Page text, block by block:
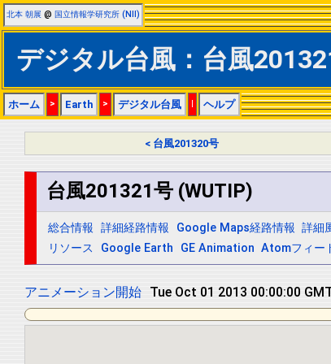
北本 朝展 @ 国立情報学研究所 (NII)
デジタル台風：台風
ホーム > Earth > デジタル台風 | ヘルプ
< 台風201320号
台風201321号 (WUTIP)
総合情報 詳細経路情報 Google Maps経路情報 詳細
リソース
Google Earth GE Animation Atomフィー
アニメーション開始 Tue Oct 01 2013 00:00:00